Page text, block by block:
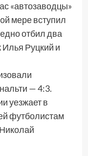
«автозаводцы»
мере вступил
отбил два
Илья Руцкий и
— 4:3.
уезжает в
футболистам